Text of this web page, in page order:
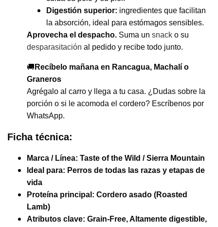
Digestión superior: ingredientes que facilitan
la absorción, ideal para estómagos sensibles.
Aprovecha el despacho. Suma un snack o su
desparasitación al pedido y recibe todo junto.
🚚 Recíbelo mañana en Rancagua, Machalí o
Graneros
Agrégalo al carro y llega a tu casa. ¿Dudas sobre la
porción o si le acomoda el cordero? Escríbenos por
WhatsApp.
Ficha técnica:
Marca / Línea: Taste of the Wild / Sierra Mountain
Ideal para: Perros de todas las razas y etapas de
vida
Proteína principal: Cordero asado (Roasted
Lamb)
Atributos clave: Grain-Free, Altamente digestible,